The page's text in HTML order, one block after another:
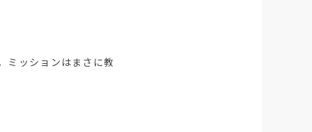
ミッションはまさに教